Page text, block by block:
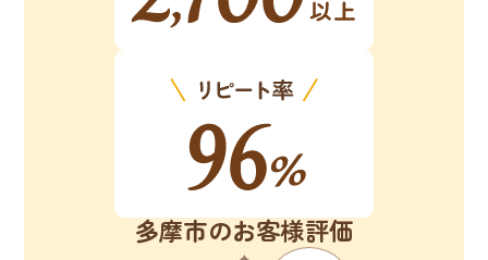
多摩市のお客様評価